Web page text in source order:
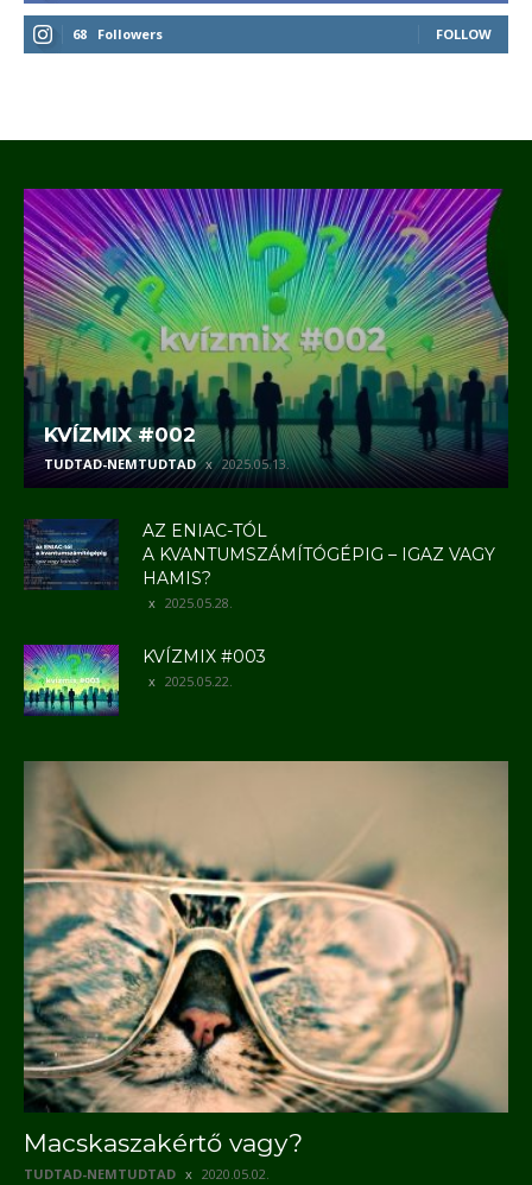
68 Followers FOLLOW
KVÍZMIX #002
TUDTAD-NEMTUDTAD 2025.05.13.
AZ ENIAC-TÓL
A KVANTUMSZÁMÍTÓGÉPIG – IGAZ VAGY
HAMIS?
2025.05.28.
KVÍZMIX #003
2025.05.22.
Macskaszakértő vagy?
TUDTAD-NEMTUDTAD 2020.05.02.